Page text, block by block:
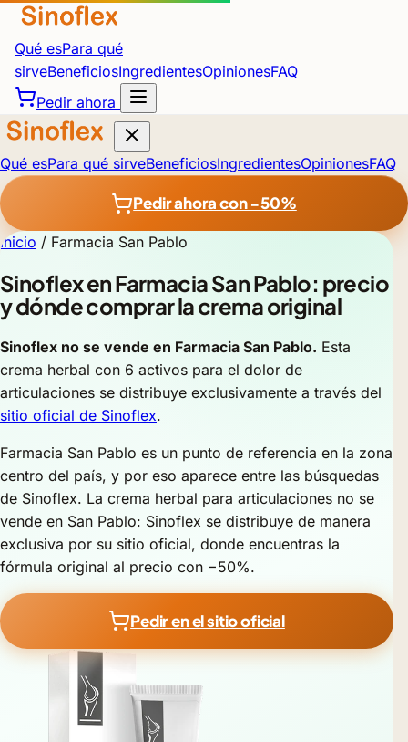
Qué esPara qué
sirveBeneficiosIngredientesOpinionesFAQ
Pedir ahora
Qué esPara qué sirveBeneficiosIngredientesOpinionesFAQ
Pedir ahora con −50%
Inicio / Farmacia San Pablo
Sinoflex en Farmacia San Pablo: precio
y dónde comprar la crema original
Sinoflex no se vende en Farmacia San Pablo. Esta
crema herbal con 6 activos para el dolor de
articulaciones se distribuye exclusivamente a través del
sitio oficial de Sinoflex.
Farmacia San Pablo es un punto de referencia en la zona
centro del país, y por eso aparece entre las búsquedas
de Sinoflex. La crema herbal para articulaciones no se
vende en San Pablo: Sinoflex se distribuye de manera
exclusiva por su sitio oficial, donde encuentras la
fórmula original al precio con −50%.
Pedir en el sitio oficial